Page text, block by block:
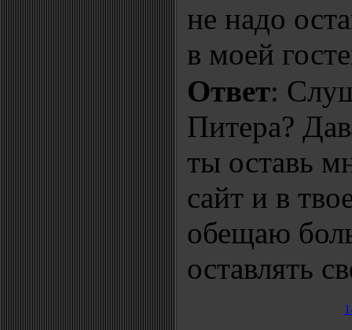
не надо
в моей
Ответ:
Питера?
ты оставь
сайт и в
обещаю
оставлять